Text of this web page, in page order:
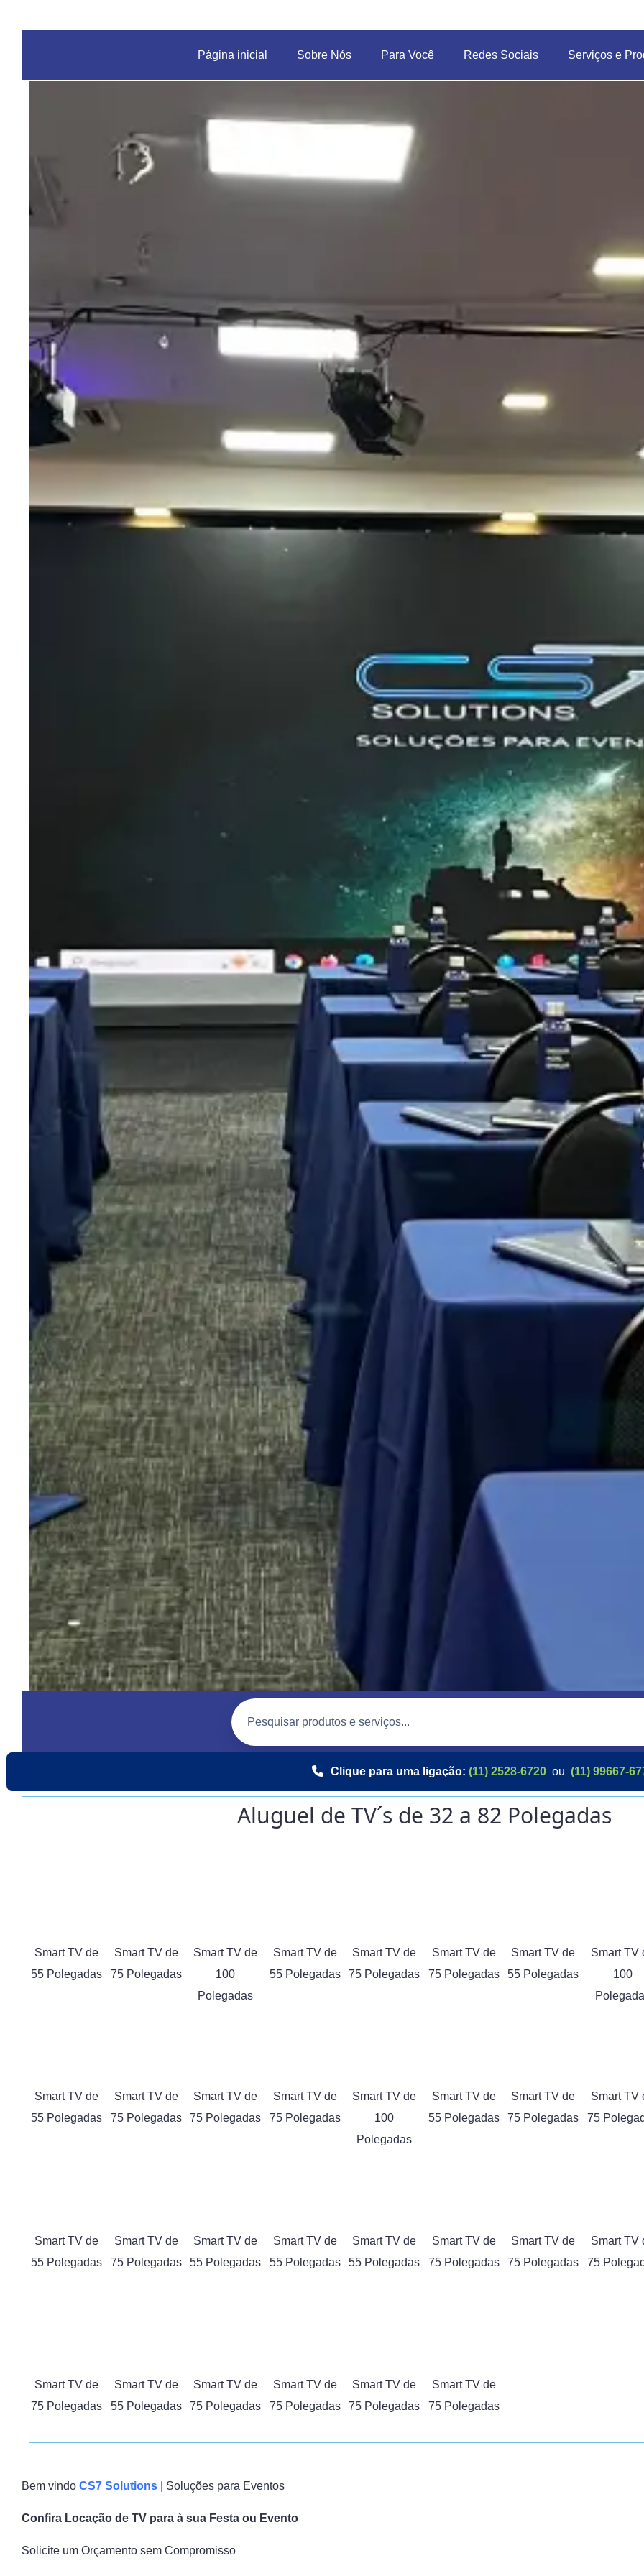
Página inicial Sobre Nós Para Você Redes Sociais Serviços e
Clique para uma ligação: (11) 2528-6720 ou (11) 99667-
Aluguel de TV´s de 32 a 82 Polegadas
Smart TV de
55 Polegadas
Smart TV de
75 Polegadas
Smart TV de
100
Polegadas
Smart TV de
55 Polegadas
Smart TV de
75 Polegadas
Smart TV de
75 Polegadas
Smart TV de
55 Polegadas
Smart TV
100
Smart TV de
55 Polegadas
Smart TV de
75 Polegadas
Smart TV de
75 Polegadas
Smart TV de
75 Polegadas
Smart TV de
100
Polegadas
Smart TV de
55 Polegadas
Smart TV de
75 Polegadas
Smart TV
75
Smart TV de
55 Polegadas
Smart TV de
75 Polegadas
Smart TV de
55 Polegadas
Smart TV de
55 Polegadas
Smart TV de
55 Polegadas
Smart TV de
75 Polegadas
Smart TV de
75 Polegadas
Smart TV
75
Smart TV de
75 Polegadas
Smart TV de
55 Polegadas
Smart TV de
75 Polegadas
Smart TV de
75 Polegadas
Smart TV de
75 Polegadas
Smart TV de
75 Polegadas
Bem vindo CS7 Solutions | Soluções para Eventos
Confira Locação de TV para à sua Festa ou Evento
Solicite um Orçamento sem Compromisso